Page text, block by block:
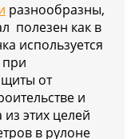
разнообразны,
полезен как в
используется
при
от
и
этих целей
в рулоне